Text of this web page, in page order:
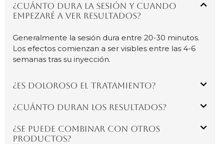
¿Cuánto dura la sesión y cuando
empezaré a ver resultados?
Generalmente la sesión dura entre 20-30 minutos.
Los efectos comienzan a ser visibles entre las 4-6
semanas tras su inyección.
¿Es doloroso el tratamiento?
¿Cuánto duran los resultados?
¿Se puede combinar con otros
productos?